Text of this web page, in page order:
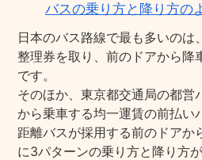
バスの乗り方と降り方の
日本のバス路線で最も多いのは
整理券を取り、前のドアから降
です。
そのほか、東京都交通局の都営
から乗車する均一運賃の前払い
距離バスが採用する前のドアか
に3パターンの乗り方と降り方が